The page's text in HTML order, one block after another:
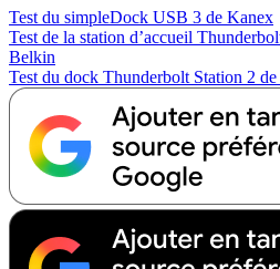
Test du simpleDock USB 3 de Kanex
Test de la station d’accueil
Belkin
Test du dock Thunderbolt Station 2